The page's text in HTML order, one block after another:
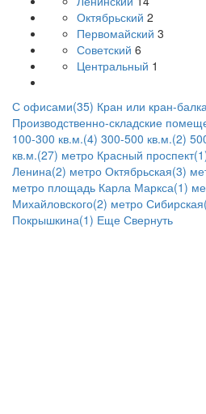
Октябрьский 2
Первомайский 3
Советский 6
Центральный 1
С офисами(35) Кран или кран-
Производственно-складские
100-300 кв.м.(4) 300-500 кв.м.(2)
кв.м.(27) метро Красный
Ленина(2) метро Октябрьская(3)
метро площадь Карла Маркса(1)
Михайловского(2) метро
Покрышкина(1) Еще Свернуть